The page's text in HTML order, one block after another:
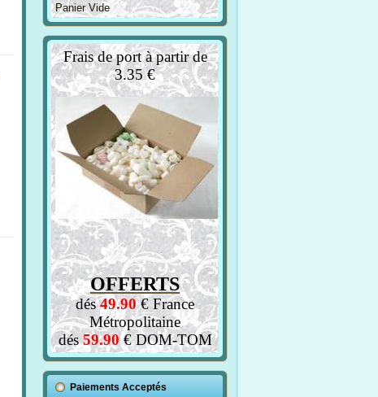
Panier Vide
Frais de port à partir de
3.35 €
OFFERTS
dés49.90€ France
Métropolitaine
dés59.90€ DOM-TOM
Paiements Acceptés